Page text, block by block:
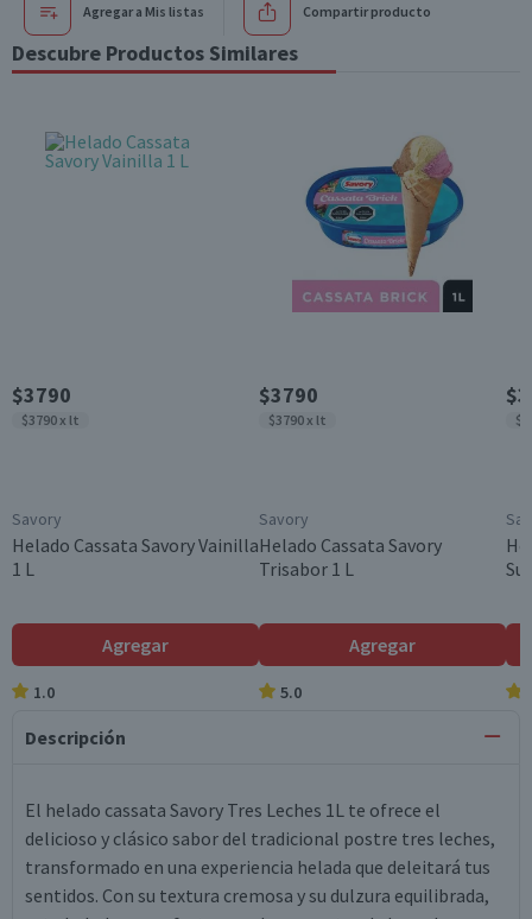
Agregar a Mis listas Compartir producto
Descubre Productos Similares
$3790
$3790 x lt
Savory
Helado Cassata Savory Vainilla
1 L
Agregar
1.0
$3790
$3790 x lt
Savory
Helado Cassata Savory
Trisabor 1 L
Agregar
5.0
Descripción
El helado cassata Savory Tres Leches 1L te ofrece el
delicioso y clásico sabor del tradicional postre tres leches,
transformado en una experiencia helada que deleitará tus
sentidos. Con su textura cremosa y su dulzura equilibrada,